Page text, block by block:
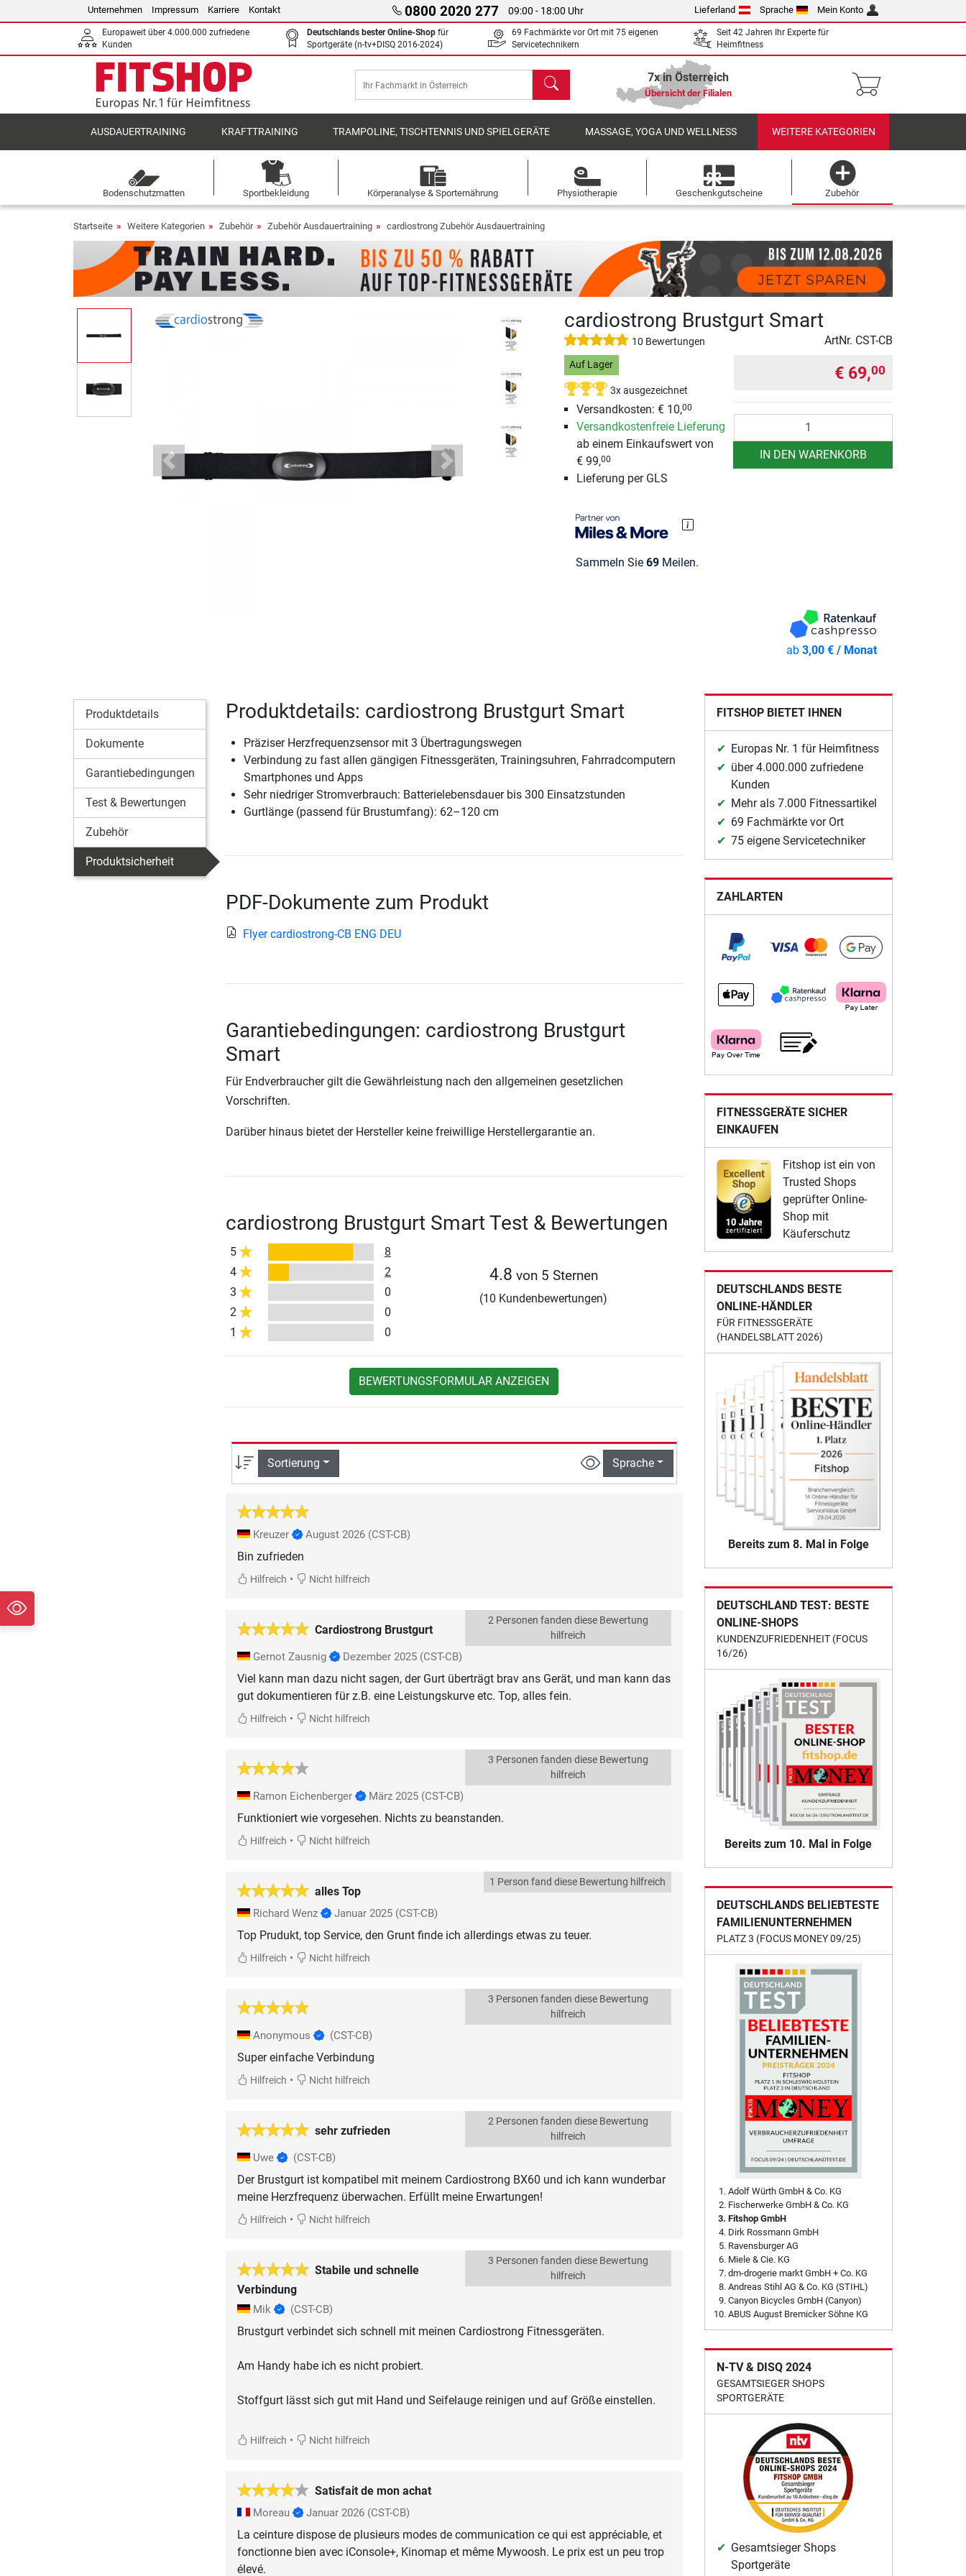
Unternehmen Impressum Karriere Kontakt 0800 2020 277 09:00 - 18:00 Uhr Lieferland Sprache Mein Konto
Europaweit über 4.000.000 zufriedene
Kunden
Deutschlands bester Online-Shop für
Sportgeräte (n-tv+DISQ 2016-2024)
69 Fachmärkte vor Ort mit 75 eigenen
Servicetechnikern
Seit 42 Jahren Ihr Experte für
Heimfitness
Suchen 7x in Österreich
Übersicht der Filialen
AUSDAUERTRAINING KRAFTTRAINING TRAMPOLINE, TISCHTENNIS UND SPIELGERÄTE MASSAGE, YOGA UND WELLNESS WEITERE KATEGORIEN
Bodenschutzmatten Sportbekleidung Körperanalyse & Sporternährung Physiotherapie Geschenkgutscheine Zubehör
Startseite Weitere Kategorien Zubehör Zubehör Ausdauertraining cardiostrong Zubehör Ausdauertraining
Previous Next
cardiostrong Brustgurt Smart
10 Bewertungen ArtNr. CST-CB
Auf Lager
3x ausgezeichnet
Versandkosten: € 10,00
Versandkostenfreie Lieferung
ab einem Einkaufswert von
€ 99,00
Lieferung per GLS
Sammeln Sie 69Meilen.
€ 69,00
IN DEN WARENKORB
ab3,00 € / Monat
Produktdetails
Dokumente
Garantiebedingungen
Test & Bewertungen
Zubehör
Produktsicherheit
Produktdetails: cardiostrong Brustgurt Smart
Präziser Herzfrequenzsensor mit 3 Übertragungswegen
Verbindung zu fast allen gängigen Fitnessgeräten, Trainingsuhren, Fahrradcomputern
Smartphones und Apps
Sehr niedriger Stromverbrauch: Batterielebensdauer bis 300 Einsatzstunden
Gurtlänge (passend für Brustumfang): 62–120 cm
PDF-Dokumente zum Produkt
Flyer cardiostrong-CB ENG DEU
Garantiebedingungen: cardiostrong Brustgurt
Smart
Für Endverbraucher gilt die Gewährleistung nach den allgemeinen gesetzlichen
Vorschriften.
Darüber hinaus bietet der Hersteller keine freiwillige Herstellergarantie an.
cardiostrong Brustgurt Smart Test & Bewertungen
5
8
4
2
3
0
2
0
1
0
4.8 von 5 Sternen
(10 Kundenbewertungen)
BEWERTUNGSFORMULAR ANZEIGEN
Sortierung Sprache
Kreuzer August 2026 (CST-CB)
Bin zufrieden
Hilfreich • Nicht hilfreich
Cardiostrong Brustgurt
2 Personen fanden diese Bewertung
hilfreich
Gernot Zausnig Dezember 2025 (CST-CB)
Viel kann man dazu nicht sagen, der Gurt überträgt brav ans Gerät, und man kann das
gut dokumentieren für z.B. eine Leistungskurve etc. Top, alles fein.
Hilfreich • Nicht hilfreich
3 Personen fanden diese Bewertung
hilfreich
Ramon Eichenberger März 2025 (CST-CB)
Funktioniert wie vorgesehen. Nichts zu beanstanden.
Hilfreich • Nicht hilfreich
alles Top
1 Person fand diese Bewertung hilfreich
Richard Wenz Januar 2025 (CST-CB)
Top Prudukt, top Service, den Grunt finde ich allerdings etwas zu teuer.
Hilfreich • Nicht hilfreich
3 Personen fanden diese Bewertung
hilfreich
Anonymous (CST-CB)
Super einfache Verbindung
Hilfreich • Nicht hilfreich
sehr zufrieden
2 Personen fanden diese Bewertung
hilfreich
Uwe (CST-CB)
Der Brustgurt ist kompatibel mit meinem Cardiostrong BX60 und ich kann wunderbar
meine Herzfrequenz überwachen. Erfüllt meine Erwartungen!
Hilfreich • Nicht hilfreich
Stabile und schnelle
Verbindung
3 Personen fanden diese Bewertung
hilfreich
Mik (CST-CB)
Brustgurt verbindet sich schnell mit meinen Cardiostrong Fitnessgeräten.
Am Handy habe ich es nicht probiert.
Stoffgurt lässt sich gut mit Hand und Seifelauge reinigen und auf Größe einstellen.
Hilfreich • Nicht hilfreich
Satisfait de mon achat
Moreau Januar 2026 (CST-CB)
La ceinture dispose de plusieurs modes de communication ce qui est appréciable, et
fonctionne bien avec iConsole+, Kinomap et même Mywoosh. Le prix est un peu trop
élevé.
FITSHOP BIETET IHNEN
Europas Nr. 1 für Heimfitness
über 4.000.000 zufriedene
Kunden
Mehr als 7.000 Fitnessartikel
69 Fachmärkte vor Ort
75 eigene Servicetechniker
ZAHLARTEN
FITNESSGERÄTE SICHER
EINKAUFEN
Fitshop ist ein von
Trusted Shops
geprüfter Online-
Shop mit
Käuferschutz
DEUTSCHLANDS BESTE
ONLINE-HÄNDLER
FÜR FITNESSGERÄTE
(HANDELSBLATT 2026)
Bereits zum 8. Mal in Folge
DEUTSCHLAND TEST: BESTE
ONLINE-SHOPS
KUNDENZUFRIEDENHEIT (FOCUS
16/26)
Bereits zum 10. Mal in Folge
DEUTSCHLANDS BELIEBTESTE
FAMILIENUNTERNEHMEN
PLATZ 3 (FOCUS MONEY 09/25)
Adolf Würth GmbH & Co. KG
Fischerwerke GmbH & Co. KG
Fitshop GmbH
Dirk Rossmann GmbH
Ravensburger AG
Miele & Cie. KG
dm-drogerie markt GmbH + Co. KG
Andreas Stihl AG & Co. KG (STIHL)
Canyon Bicycles GmbH (Canyon)
ABUS August Bremicker Söhne KG
N-TV & DISQ 2024
GESAMTSIEGER SHOPS
SPORTGERÄTE
Gesamtsieger Shops
Sportgeräte